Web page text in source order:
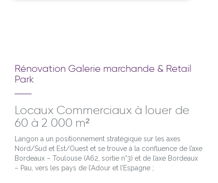
Rénovation Galerie marchande & Retail
Park
Locaux Commerciaux à louer de
60 à 2 000 m²
Langon a un positionnement stratégique sur les axes
Nord/Sud et Est/Ouest et se trouve à la confluence de l’axe
Bordeaux – Toulouse (A62, sortie n°3) et de l’axe Bordeaux
– Pau, vers les pays de l’Adour et l’Espagne ;